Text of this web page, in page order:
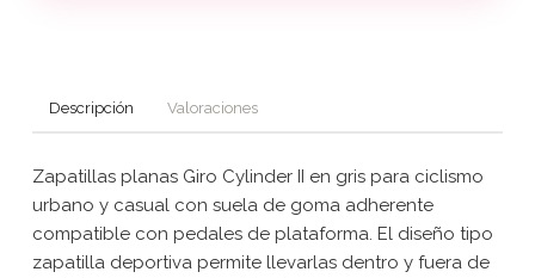
Descripción Valoraciones
Zapatillas planas Giro Cylinder II en gris para ciclismo
urbano y casual con suela de goma adherente
compatible con pedales de plataforma. El diseño tipo
zapatilla deportiva permite llevarlas dentro y fuera de